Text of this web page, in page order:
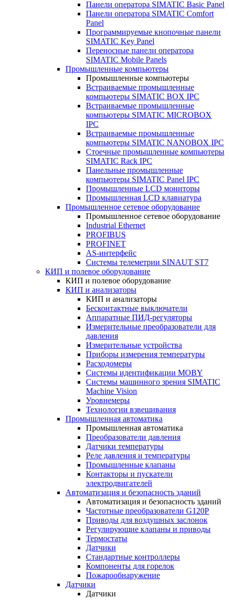
Панели оператора SIMATIC Basic Panel
Панели оператора SIMATIC Comfort
Panel
Программируемые кнопочные панели
SIMATIC Key Panel
Переносные панели оператора
SIMATIC Mobile Panels
Промышленные компьютеры
Промышленные компьютеры
Встраиваемые промышленные
компьютеры SIMATIC BOX IPC
Встраиваемые промышленные
компьютеры SIMATIC MICROBOX
IPC
Встраиваемые промышленные
компьютеры SIMATIC NANOBOX IPC
Стоечные промышленные компьютеры
SIMATIC Rack IPC
Панельные промышленные
компьютеры SIMATIC Panel IPC
Промышленные LCD мониторы
Промышленная LCD клавиатура
Промышленное сетевое оборудование
Промышленное сетевое оборудование
Industrial Ethernet
PROFIBUS
PROFINET
AS-интерфейс
Системы телеметрии SINAUT ST7
КИП и полевое оборудование
КИП и полевое оборудование
КИП и анализаторы
КИП и анализаторы
Бесконтактные выключатели
Аппаратные ПИД-регуляторы
Измерительные преобразователи для
давления
Измерительные устройства
Приборы измерения температуры
Расходомеры
Системы идентификации MOBY
Системы машинного зрения SIMATIC
Machine Vision
Уровнемеры
Технологии взвешивания
Промышленная автоматика
Промышленная автоматика
Преобразователи давления
Датчики температуры
Реле давления и температуры
Промышленные клапаны
Контакторы и пускатели
электродвигателей
Автоматизация и безопасность зданий
Автоматизация и безопасность зданий
Частотные преобразователи G120P
Приводы для воздушных заслонок
Регулирующие клапаны и приводы
Термостаты
Датчики
Стандартные контроллеры
Компоненты для горелок
Пожарообнаружение
Датчики
Датчики